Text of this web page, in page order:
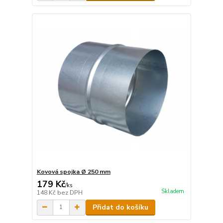
Kovová spojka Ø 250 mm
179 Kč/ks
148 Kč bez DPH Skladem
Přidat do košíku